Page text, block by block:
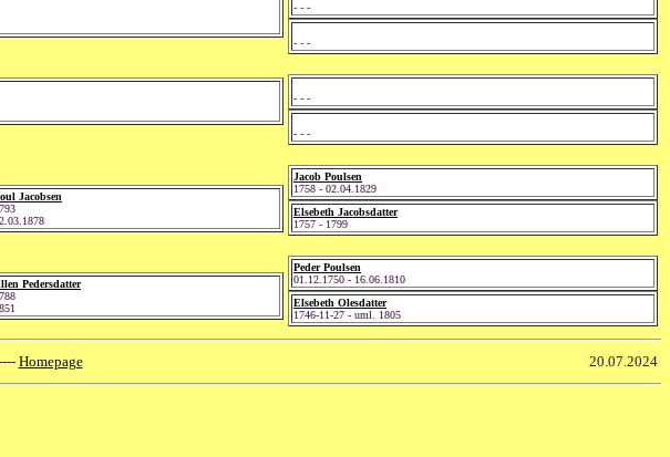
Jacobsen
Pedersdatter
- - -
- - -
- - -
- - -
Jacob Poulsen
1758 - 02.04.1829
Elsebeth Jacobsdatter
1757 - 1799
Peder Poulsen
01.12.1750 - 16.06.1810
Elsebeth Olesdatter
1746-11-27 - uml. 1805
Homepage 20.07.2024